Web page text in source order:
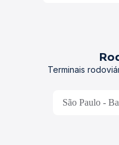
Terminais
São Paulo -